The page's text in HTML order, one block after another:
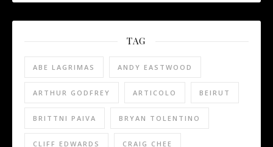
TAG
ABE LAGRIMAS ANDY EASTWOOD
ARTHUR GODFREY ARTICOLO BEIRUT
BRITTNI PAIVA BRYAN TOLENTINO
CLIFF EDWARDS CRAIG CHEE